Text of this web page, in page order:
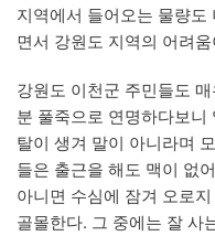
지역에서 들어오는 물량도
면서 강원도 지역의 어려
강원도 이천군 주민들도
분 풀죽으로 연명하다보
탈이 생겨 말이 아니라며
들은 출근을 해도 맥이 없
아니면 수심에 잠겨 오로
골몰한다. 그 중에는 잘 사